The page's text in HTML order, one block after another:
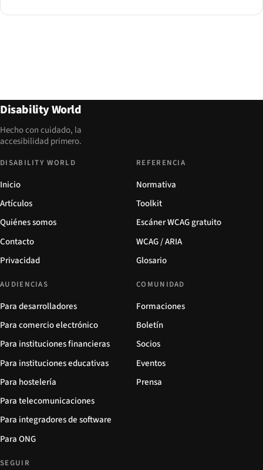
Disability World
Hecho con cuidado, la
accesibilidad primero.
DISABILITY WORLD
Inicio
Artículos
Quiénes somos
Contacto
Privacidad
REFERENCIA
Normativa
Toolkit
Escáner WCAG gratuito
WCAG / ARIA
Glosario
AUDIENCIAS
Para desarrolladores
Para comercio electrónico
Para instituciones financieras
Para instituciones educativas
Para hostelería
Para telecomunicaciones
Para integradores de software
Para ONG
COMUNIDAD
Formaciones
Boletín
Socios
Eventos
Prensa
SEGUIR